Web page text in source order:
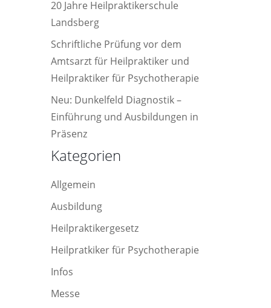
20 Jahre Heilpraktikerschule
Landsberg
Schriftliche Prüfung vor dem
Amtsarzt für Heilpraktiker und
Heilpraktiker für Psychotherapie
Neu: Dunkelfeld Diagnostik –
Einführung und Ausbildungen in
Präsenz
Kategorien
Allgemein
Ausbildung
Heilpraktikergesetz
Heilpratkiker für Psychotherapie
Infos
Messe